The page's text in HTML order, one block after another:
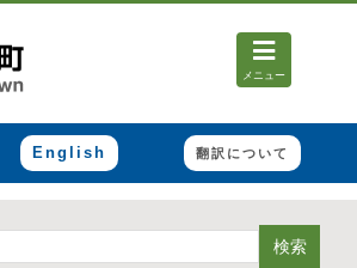
メニュー
English 翻訳について
検索